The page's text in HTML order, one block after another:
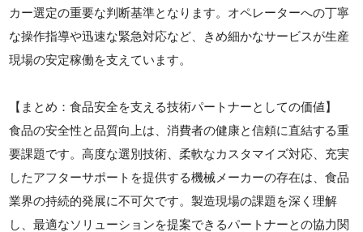
カー選定の重要な判断基準となります。オペレーターへの丁寧
な操作指導や迅速な緊急対応など、きめ細かなサービスが生産
現場の安定稼働を支えています。
【まとめ：食品安全を支える技術パートナーとしての価値】
食品の安全性と品質向上は、消費者の健康と信頼に直結する重
要課題です。高度な選別技術、柔軟なカスタマイズ対応、充実
したアフターサポートを提供する機械メーカーの存在は、食品
業界の持続的発展に不可欠です。製造現場の課題を深く理解
し、最適なソリューションを提案できるパートナーとの協力関